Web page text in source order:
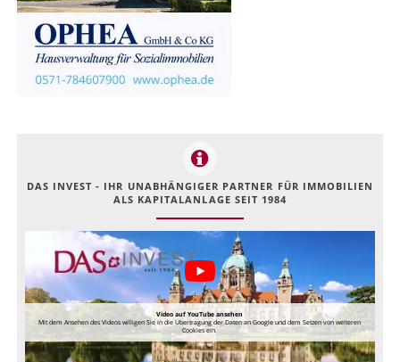
DAS INVEST - IHR UNABHÄNGIGER PARTNER FÜR IMMOBILIEN
ALS KAPITALANLAGE SEIT 1984
Video auf YouTube ansehen
Mit dem Ansehen des Videos willigen Sie in die Übertragung der Daten an Google und dem Setzen von weiteren
Cookies ein.